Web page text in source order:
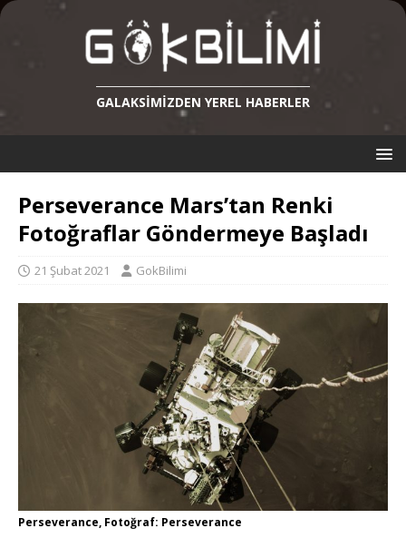
GALAKSIMIZDEN YEREL HABERLER
Perseverance Mars’tan Renki
Fotoğraflar Göndermeye Başladı
21 Şubat 2021 GokBilimi
Perseverance, Fotoğraf: Perseverance